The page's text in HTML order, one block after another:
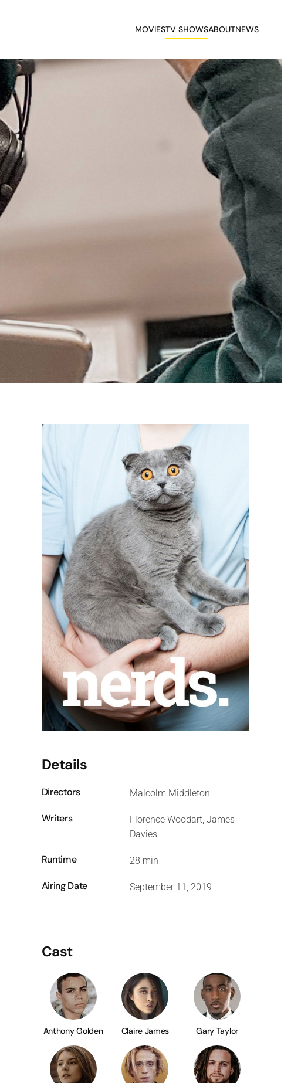
MOVIESTV SHOWSABOUTNEWS
Details
Directors Malcolm Middleton
Writers
Florence Woodart, James
Davies
Runtime 28 min
Airing Date September 11, 2019
Cast
Anthony Golden Claire James Gary Taylor